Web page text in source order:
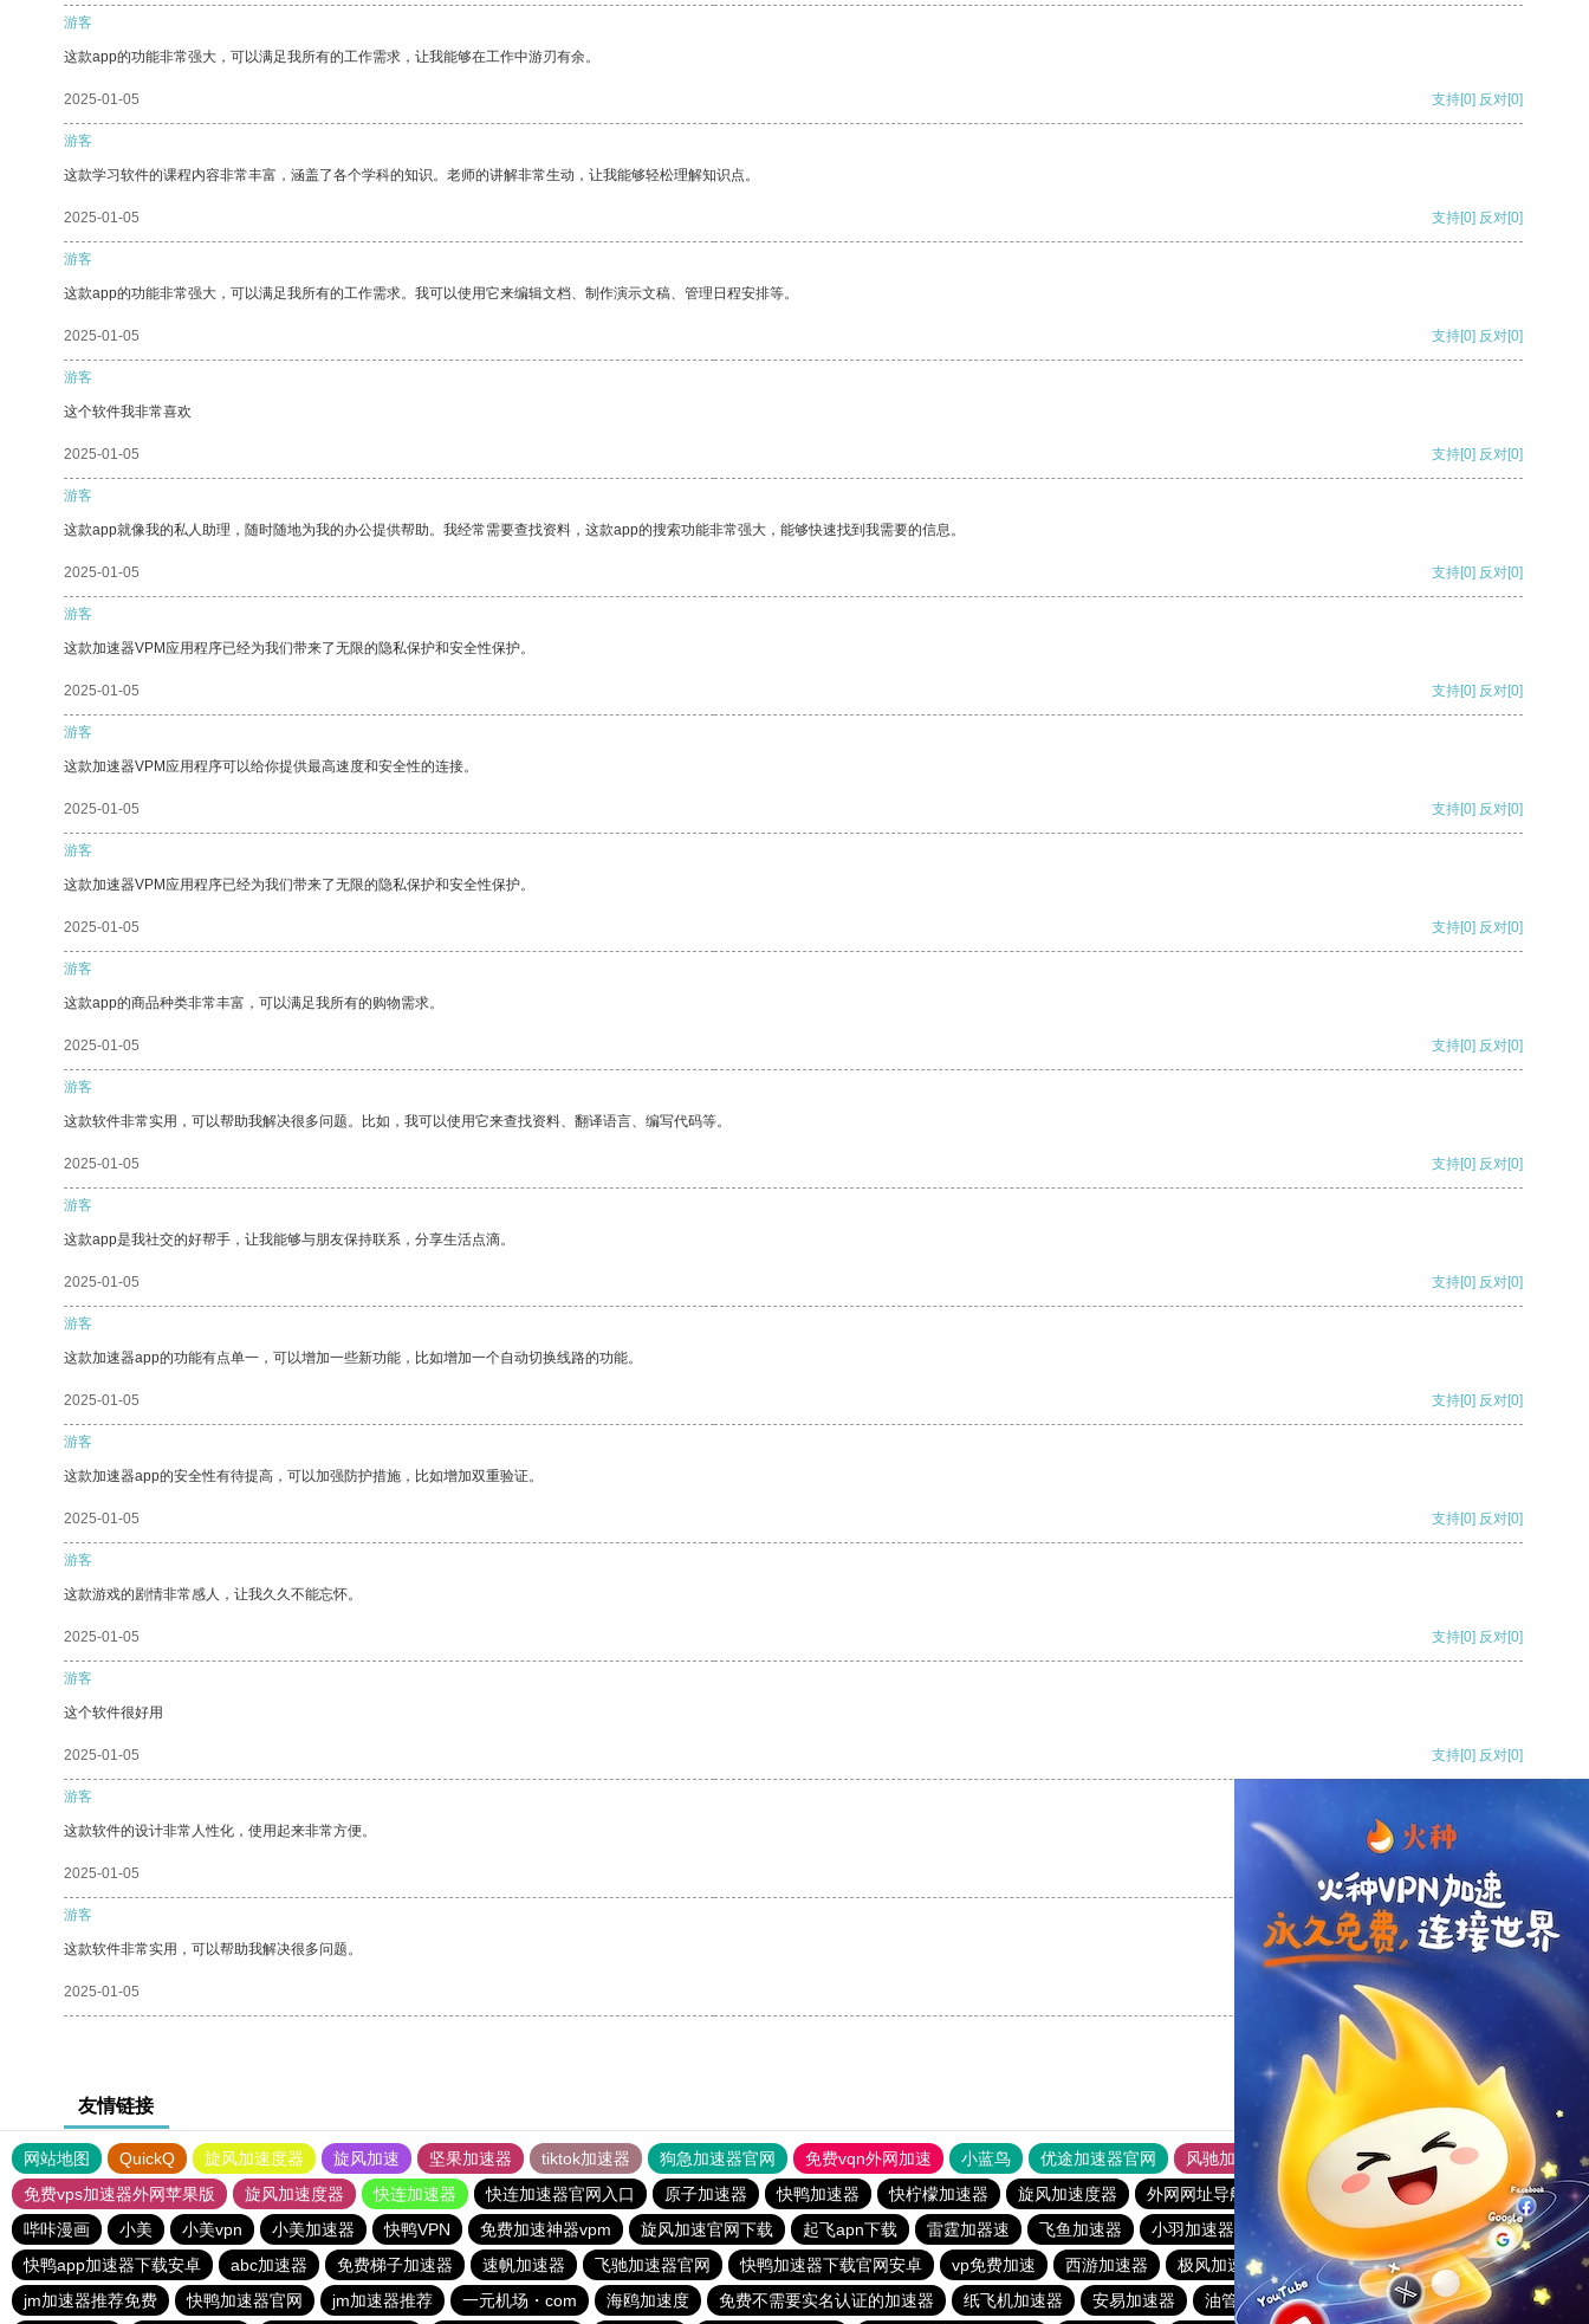
游客
这款app的功能非常强大，可以满足我所有的工作需求，让我能够在工作中游刃有余。
2025-01-05 支持[0] 反对[0]
游客
这款学习软件的课程内容非常丰富，涵盖了各个学科的知识。老师的讲解非常生动，让我能够轻松理解知识点。
2025-01-05 支持[0] 反对[0]
游客
这款app的功能非常强大，可以满足我所有的工作需求。我可以使用它来编辑文档、制作演示文稿、管理日程安排等。
2025-01-05 支持[0] 反对[0]
游客
这个软件我非常喜欢
2025-01-05 支持[0] 反对[0]
游客
这款app就像我的私人助理，随时随地为我的办公提供帮助。我经常需要查找资料，这款app的搜索功能非常强大，能够快速找到我需要的信息。
2025-01-05 支持[0] 反对[0]
游客
这款加速器VPM应用程序已经为我们带来了无限的隐私保护和安全性保护。
2025-01-05 支持[0] 反对[0]
游客
这款加速器VPM应用程序可以给你提供最高速度和安全性的连接。
2025-01-05 支持[0] 反对[0]
游客
这款加速器VPM应用程序已经为我们带来了无限的隐私保护和安全性保护。
2025-01-05 支持[0] 反对[0]
游客
这款app的商品种类非常丰富，可以满足我所有的购物需求。
2025-01-05 支持[0] 反对[0]
游客
这款软件非常实用，可以帮助我解决很多问题。比如，我可以使用它来查找资料、翻译语言、编写代码等。
2025-01-05 支持[0] 反对[0]
游客
这款app是我社交的好帮手，让我能够与朋友保持联系，分享生活点滴。
2025-01-05 支持[0] 反对[0]
游客
这款加速器app的功能有点单一，可以增加一些新功能，比如增加一个自动切换线路的功能。
2025-01-05 支持[0] 反对[0]
游客
这款加速器app的安全性有待提高，可以加强防护措施，比如增加双重验证。
2025-01-05 支持[0] 反对[0]
游客
这款游戏的剧情非常感人，让我久久不能忘怀。
2025-01-05 支持[0] 反对[0]
游客
这个软件很好用
2025-01-05 支持[0] 反对[0]
游客
这款软件的设计非常人性化，使用起来非常方便。
2025-01-05 支持 反对
游客
这款软件非常实用，可以帮助我解决很多问题。
2025-01-05 [0]
友情链接
网站地图 QuickQ 旋风加速度器 旋风加速 坚果加速器 tiktok加速器 狗急加速器官网 免费vqn外网加速 小蓝鸟 优途加速器官网 风驰加速器
旋风加速器
免费vps加速器外网苹果版
旋风加速度器 快连加速器 快连加速器官网入口 原子加速器 快鸭加速器 快柠檬加速器 旋风加速度器 外网网址导航 软件中心 雷霆加速
狂飙加速器
哔咔漫画
小美 小美vpn 小美加速器 快鸭VPN 免费加速神器vpm 旋风加速官网下载 起飞apn下载 雷霆加器速 飞鱼加速器 小羽加速器最新下载
falemon加速下载
快鸭app加速器下载安卓
abc加速器 免费梯子加速器 速帆加速器 飞驰加速器官网 快鸭加速器下载官网安卓 vp免费加速 西游加速器 极风加速器 78加速器
风驰加速官网首页
jm加速器推荐免费
快鸭加速器官网 jm加速器推荐 一元机场・com 海鸥加速度 免费不需要实名认证的加速器 纸飞机加速器 安易加速器 油管加速器永久免费版 小猫咪crash加速器